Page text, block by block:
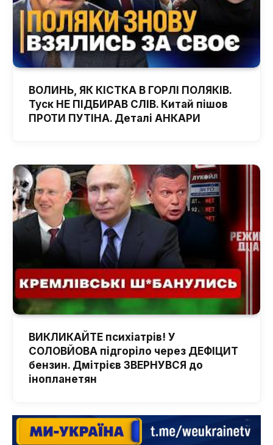
ВОЛИНЬ, ЯК КІСТКА В ГОРЛІ ПОЛЯКІВ.
Туск НЕ ПІДБИРАВ СЛІВ. Китай пішов
ПРОТИ ПУТІНА. Деталі АНКАРИ
ВИКЛИКАЙТЕ психіатрів! У
СОЛОВЙОВА підгоріло через ДЕФІЦИТ
бензин. Дмітрієв ЗВЕРНУВСЯ до
інопланетян